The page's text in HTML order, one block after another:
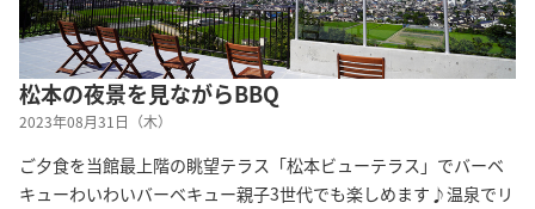
松本の夜景を見ながらBBQ
2023年08月31日（木）
ご夕食を当館最上階の眺望テラス「松本ビューテラス」でバーベ
キューわいわいバーベキュー親子3世代でも楽しめます♪温泉でリ